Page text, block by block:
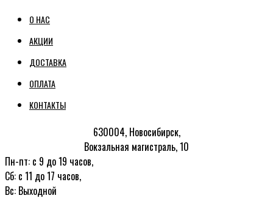
О НАС
АКЦИИ
ДОСТАВКА
ОПЛАТА
КОНТАКТЫ
630004, Новосибирск,
Вокзальная магистраль, 10
Пн-пт: с 9 до 19 часов,
Сб: с 11 до 17 часов,
Вс: Выходной